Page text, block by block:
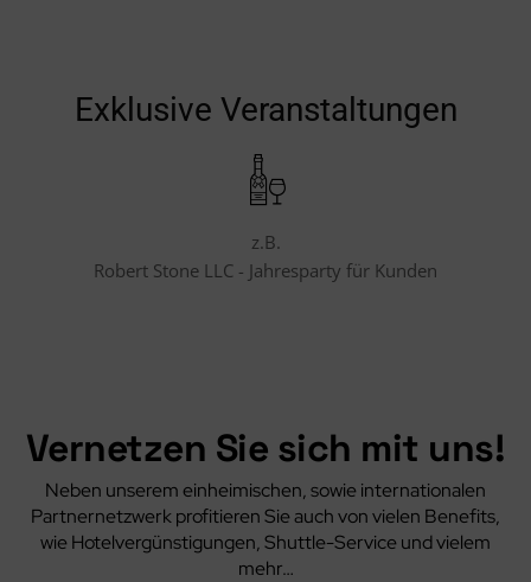
Exklusive Veranstaltungen
z.B.
Robert Stone LLC - Jahresparty für Kunden
Vernetzen Sie sich mit uns!
Neben unserem einheimischen, sowie internationalen
Partnernetzwerk profitieren Sie auch von vielen Benefits,
wie Hotelvergünstigungen, Shuttle-Service und vielem
mehr…